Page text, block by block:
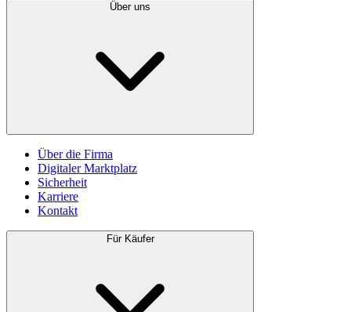
Über uns
Über die Firma
Digitaler Marktplatz
Sicherheit
Karriere
Kontakt
Für Käufer